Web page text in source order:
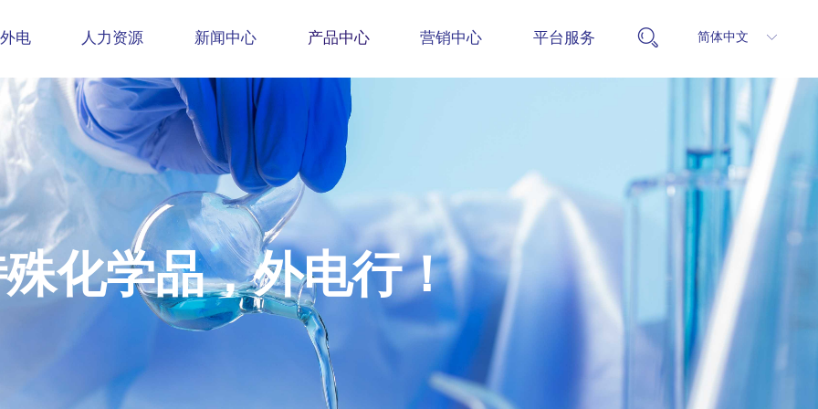
ꀅ
简体中文
电 人力资源 新闻中心 产品中心 营销中心 平台服务
化学品，外电行！